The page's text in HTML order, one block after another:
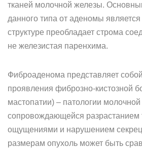
тканей молочной железы.
данного типа от аденомы является
структуре преобладает строма
не железистая паренхима.
Фиброаденома представляет
проявления фиброзно-кистозной
мастопатии) – патологии
сопровождающейся разрастанием
ощущениями и нарушением
размерам опухоль может быть